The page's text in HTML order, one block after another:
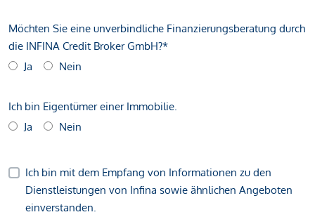
Möchten Sie eine unverbindliche Finanzierungsberatung durch
die INFINA Credit Broker GmbH?*
Ja
Nein
Ich bin Eigentümer einer Immobilie.
Ja
Nein
Ich bin mit dem Empfang von Informationen zu den
Dienstleistungen von Infina sowie ähnlichen Angeboten
einverstanden.